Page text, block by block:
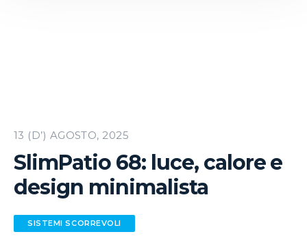
13 (D’) AGOSTO, 2025
SlimPatio 68: luce, calore e
design minimalista
SISTEMI SCORREVOLI